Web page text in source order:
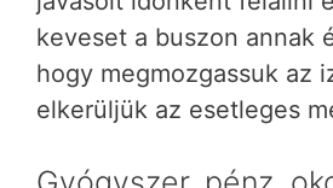
keveset a buszon annak
hogy megmozgassuk az
elkerüljük az esetleges